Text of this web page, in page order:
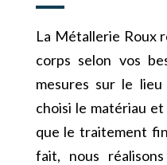
La Métallerie Roux
corps selon vos
mesures sur le
choisi le matériau
que le traitement
fait, nous